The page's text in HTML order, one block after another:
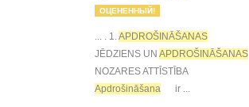
ОЦЕНЕННЫЙ!
... . 1. APDROŠINĀŠANAS
JĒDZIENS UN APDROŠINĀŠANAS
NOZARES ATTĪSTĪBA
Apdrošināšana
ir ...